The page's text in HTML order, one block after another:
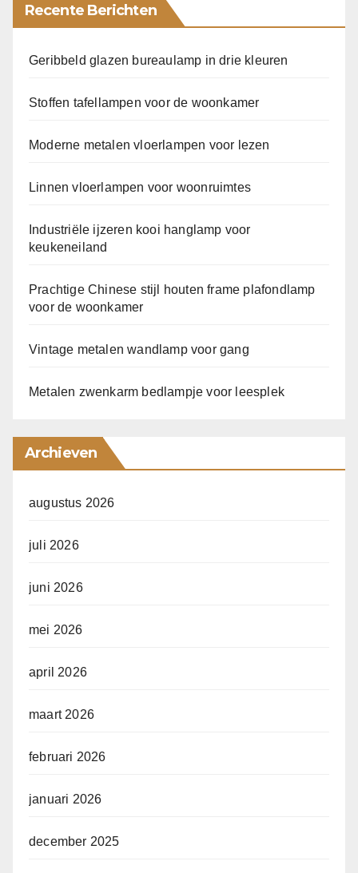
Recente Berichten
Geribbeld glazen bureaulamp in drie kleuren
Stoffen tafellampen voor de woonkamer
Moderne metalen vloerlampen voor lezen
Linnen vloerlampen voor woonruimtes
Industriële ijzeren kooi hanglamp voor
keukeneiland
Prachtige Chinese stijl houten frame plafondlamp
voor de woonkamer
Vintage metalen wandlamp voor gang
Metalen zwenkarm bedlampje voor leesplek
Archieven
augustus 2026
juli 2026
juni 2026
mei 2026
april 2026
maart 2026
februari 2026
januari 2026
december 2025